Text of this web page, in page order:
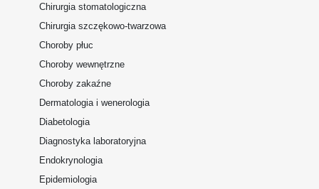
Chirurgia stomatologiczna
Chirurgia szczękowo-twarzowa
Choroby płuc
Choroby wewnętrzne
Choroby zakaźne
Dermatologia i wenerologia
Diabetologia
Diagnostyka laboratoryjna
Endokrynologia
Epidemiologia